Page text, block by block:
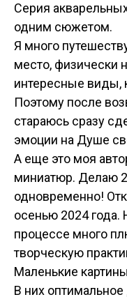
Серия
одним сюжетом.
Я много
место, физически
интересные виды,
Поэтому после
стараюсь сразу
эмоции на Душе
А еще это моя
миниатюр. Делаю
одновременно!
осенью 2024
процессе много
творческую
Маленькие
В них